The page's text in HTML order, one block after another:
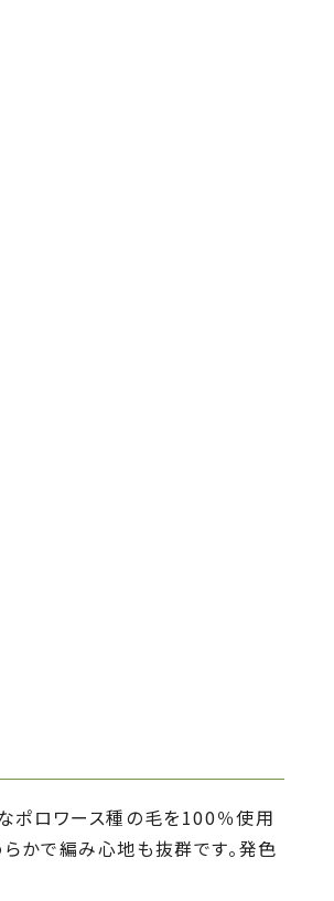
ポロワース種の毛を100％使用
かで編み心地も抜群です。発色